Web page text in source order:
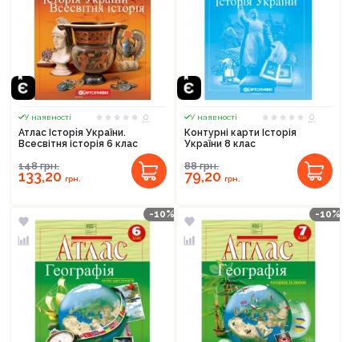
У наявності
0
Атлас Історiя України.
Всесвітня історія 6 клас
148грн.
133,20 грн.
У наявності
0
Контурні карти Історія
України 8 клас
88грн.
79,20 грн.
-10% -10%